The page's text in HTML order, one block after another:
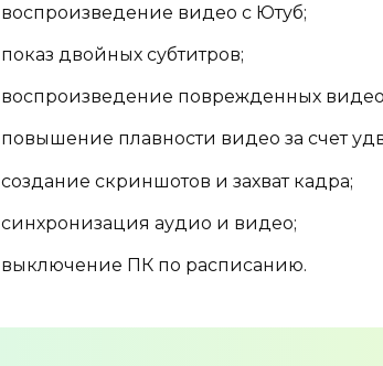
воспроизведение видео с Ютуб;
показ двойных субтитров;
воспроизведение поврежденных
повышение плавности видео за счет
создание скриншотов и захват кадра;
синхронизация аудио и видео;
выключение ПК по расписанию.